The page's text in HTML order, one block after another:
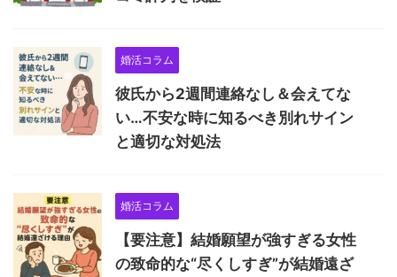
婚活コラム
彼氏から2週間連絡なし＆会えてな
い…不安な時に知るべき別れサイン
と適切な対処法
婚活コラム
【要注意】結婚願望が強すぎる女性
の致命的な“尽くしすぎ”が結婚遠ざ